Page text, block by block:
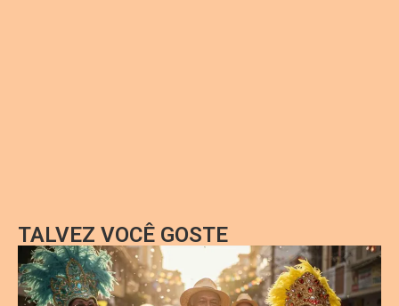
TALVEZ VOCÊ GOSTE